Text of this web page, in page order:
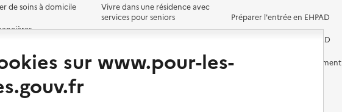
de soins à domicile
avec une
Vivre dans une résidence avec
services pour seniors
Vivre en accueil familial
Préparer l'entrée en EHPAD
Aides financières en EHPAD
Prévention, accompagnement
sur www.pour-les-